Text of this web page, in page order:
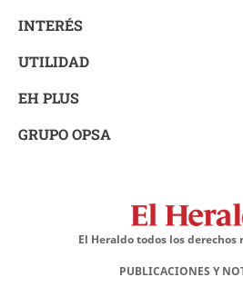
INTERÉS
UTILIDAD
EH PLUS
GRUPO OPSA
El Heraldo todos los derechos
PUBLICACIONES Y